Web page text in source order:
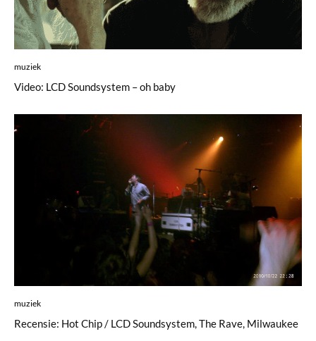
muziek
Video: LCD Soundsystem – oh baby
muziek
Recensie: Hot Chip / LCD Soundsystem, The Rave, Milwaukee